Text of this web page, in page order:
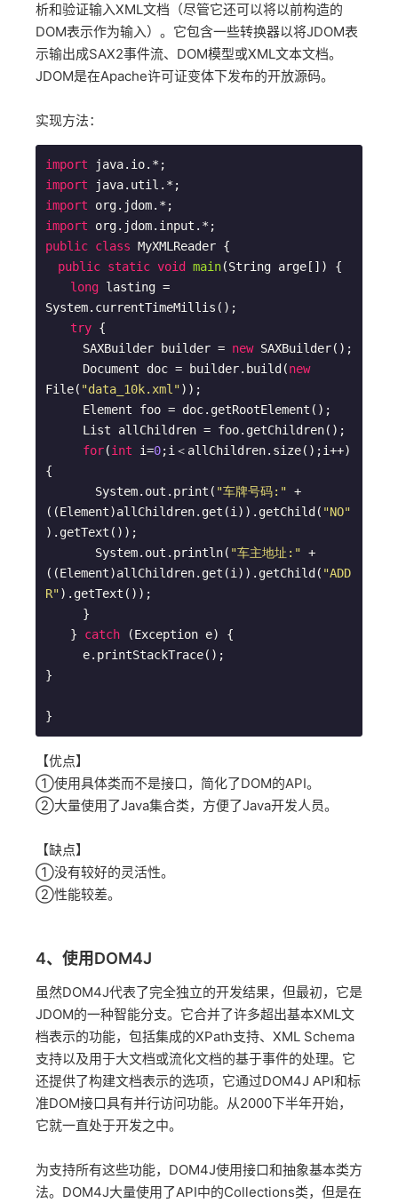
析和验证输入XML文档（尽管它还可以将以前构造的
DOM表示作为输入）。它包含一些转换器以将JDOM表
示输出成SAX2事件流、DOM模型或XML文本文档。
JDOM是在Apache许可证变体下发布的开放源码。
实现方法：
import
import
import
import
public class MyXMLReader {
public static void main(String arge[])
{
long lasting =
System.currentTimeMillis();
try {
SAXBuilder builder = new SAXBuilder();
Document doc = builder.build(new
File( "data_10k.xml"));
Element foo = doc.getRootElement();
List allChildren = foo.getChildren();
for(int i=0;i＜allChildren.size();i++)
{
System.out.print( "车牌号码:" +
((Element)allChildren.get(i)).getChild( "NO"
).getText());
System.out.println( "车主地址:" +
((Element)allChildren.get(i)).getChild( "ADD
R").getText());
}
} catch (Exception e) {
e.printStackTrace();
}
【优点】
①使用具体类而不是接口，简化了DOM的API。
②大量使用了Java集合类，方便了Java开发人员。
【缺点】
①没有较好的灵活性。
②性能较差。
4、使用DOM4J
虽然DOM4J代表了完全独立的开发结果，但最初，它是
JDOM的一种智能分支。它合并了许多超出基本XML文
档表示的功能，包括集成的XPath支持、XML Schema
支持以及用于大文档或流化文档的基于事件的处理。它
还提供了构建文档表示的选项，它通过DOM4J API和标
准DOM接口具有并行访问功能。从2000下半年开始，
它就一直处于开发之中。
为支持所有这些功能，DOM4J使用接口和抽象基本类方
法。DOM4J大量使用了API中的Collections类，但是在